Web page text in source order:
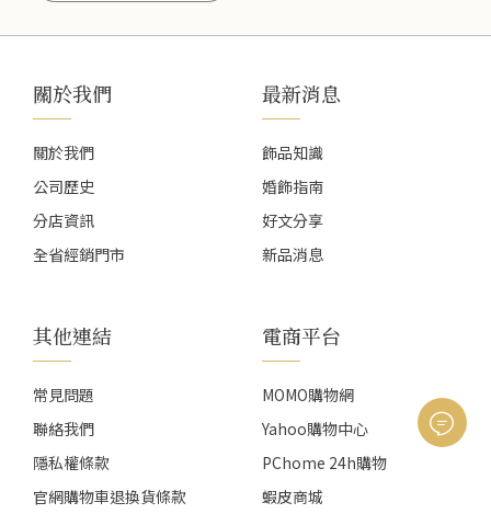
關於我們
關於我們
公司歷史
分店資訊
全省經銷門市
最新消息
飾品知識
婚飾指南
好文分享
新品消息
其他連結
常見問題
聯絡我們
隱私權條款
官網購物車退換貨條款
電商平台
MOMO購物網
Yahoo購物中心
PChome 24h購物
蝦皮商城